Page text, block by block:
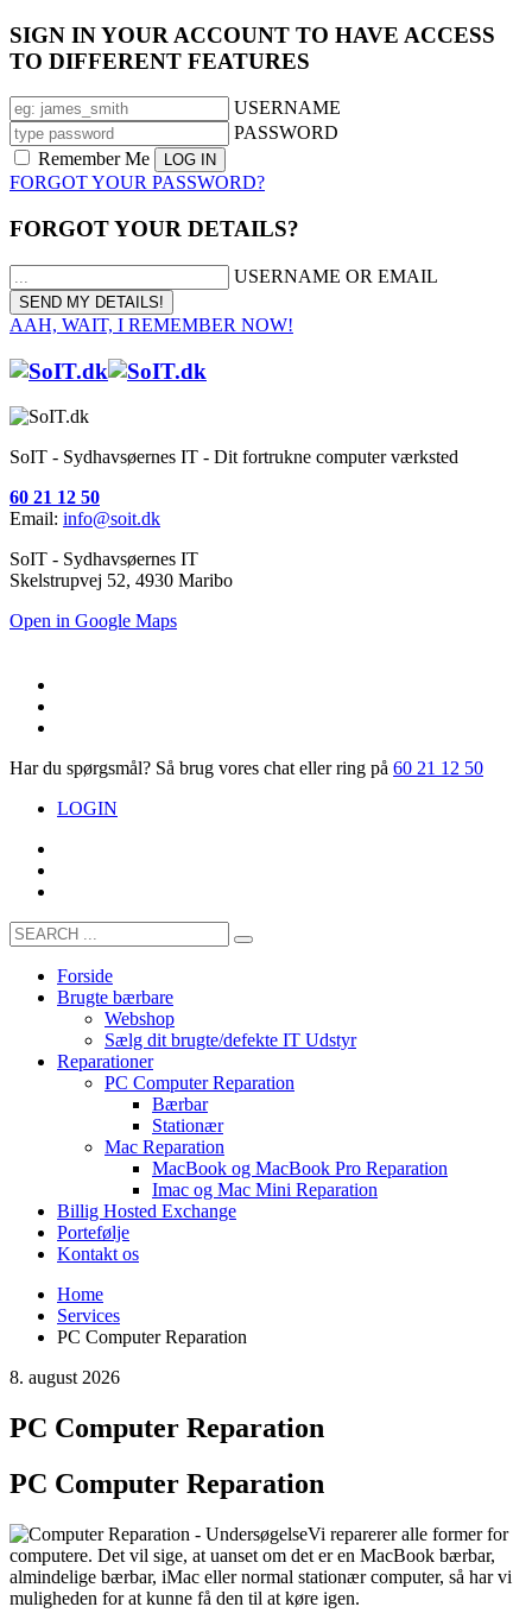
SIGN IN YOUR ACCOUNT TO HAVE ACCESS
TO DIFFERENT FEATURES
USERNAME
PASSWORD
Remember Me
FORGOT YOUR PASSWORD?
FORGOT YOUR DETAILS?
USERNAME OR EMAIL
AAH, WAIT, I REMEMBER NOW!
SoIT - Sydhavsøernes IT - Dit fortrukne computer værksted
60 21 12 50
Email: info@soit.dk
SoIT - Sydhavsøernes IT
Skelstrupvej 52, 4930 Maribo
Open in Google Maps
Har du spørgsmål? Så brug vores chat eller ring på 60 21 12 50
LOGIN
Forside
Brugte bærbare
Webshop
Sælg dit brugte/defekte IT Udstyr
Reparationer
PC Computer Reparation
Bærbar
Stationær
Mac Reparation
MacBook og MacBook Pro Reparation
Imac og Mac Mini Reparation
Billig Hosted Exchange
Portefølje
Kontakt os
Home
Services
PC Computer Reparation
8. august 2026
PC Computer Reparation
PC Computer Reparation
Vi reparerer alle former for
computere. Det vil sige, at uanset om det er en MacBook bærbar,
almindelige bærbar, iMac eller normal stationær computer, så har vi
muligheden for at kunne få den til at køre igen.